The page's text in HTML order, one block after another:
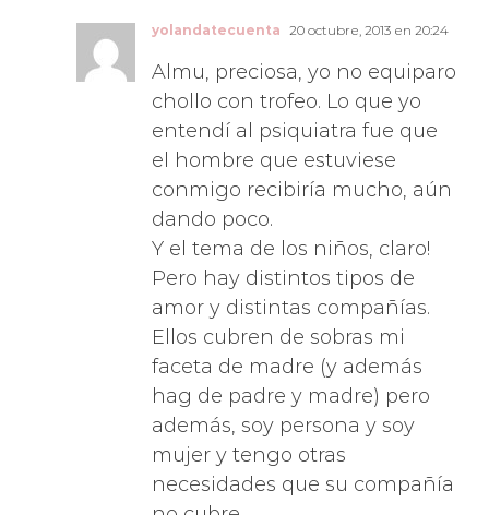
Almu, preciosa, yo no equiparo
chollo con trofeo. Lo que yo
entendí al psiquiatra fue que
el hombre que estuviese
conmigo recibiría mucho, aún
dando poco.
Y el tema de los niños, claro!
Pero hay distintos tipos de
amor y distintas compañías.
Ellos cubren de sobras mi
faceta de madre (y además
hag de padre y madre) pero
además, soy persona y soy
mujer y tengo otras
necesidades que su compañía
no cubre.